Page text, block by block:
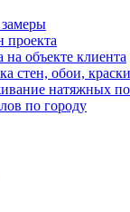
проекта
объекте клиента
стен, обои, краски
натяжных
по городу